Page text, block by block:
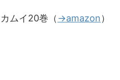
ムイ20巻（ →amazon）